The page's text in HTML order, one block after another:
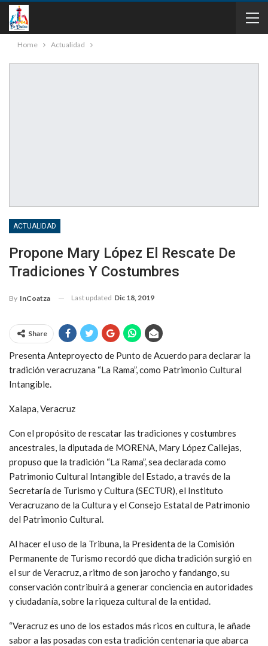
Home Actualidad
ACTUALIDAD
Propone Mary López El Rescate De
Tradiciones Y Costumbres
By InCoatza Last updated Dic 18, 2019
Share
Presenta Anteproyecto de Punto de Acuerdo para declarar la
tradición veracruzana “La Rama”, como Patrimonio Cultural
Intangible.
Xalapa, Veracruz
Con el propósito de rescatar las tradiciones y costumbres
ancestrales, la diputada de MORENA, Mary López Callejas,
propuso que la tradición “La Rama”, sea declarada como
Patrimonio Cultural Intangible del Estado, a través de la
Secretaría de Turismo y Cultura (SECTUR), el Instituto
Veracruzano de la Cultura y el Consejo Estatal de Patrimonio
del Patrimonio Cultural.
Al hacer el uso de la Tribuna, la Presidenta de la Comisión
Permanente de Turismo recordó que dicha tradición surgió en
el sur de Veracruz, a ritmo de son jarocho y fandango, su
conservación contribuirá a generar conciencia en autoridades
y ciudadanía, sobre la riqueza cultural de la entidad.
“Veracruz es uno de los estados más ricos en cultura, le añade
sabor a las posadas con esta tradición centenaria que abarca